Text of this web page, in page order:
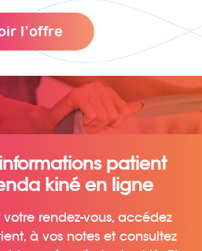
l’offre
patient
kiné en ligne
rendez-vous, accédez
à vos notes et consultez